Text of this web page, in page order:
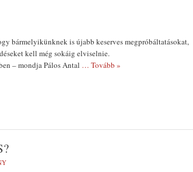
bármelyikünknek is újabb keserves megpróbáltatásokat,
kell még sokáig elvi­selnie.
– mondja Pálos An­tal … Tovább »